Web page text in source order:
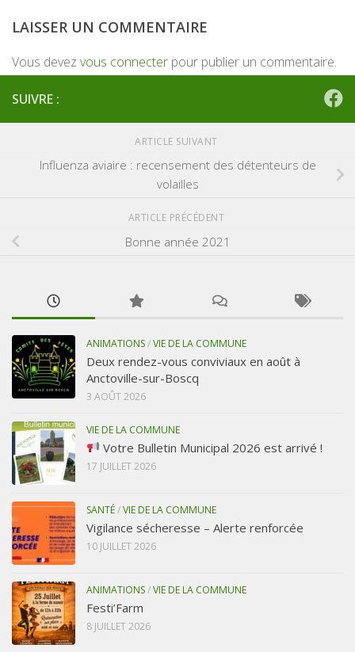
LAISSER UN COMMENTAIRE
Vous devez vous connecter pour publier un commentaire.
SUIVRE :
ARTICLE SUIVANT
Influenza aviaire : recensement des détenteurs de
volailles
ARTICLE PRÉCÉDENT
Bonne année 2021
ANIMATIONS/VIE DE LA COMMUNE
Deux rendez-vous conviviaux en août à
Anctoville-sur-Boscq
3 AOÛT 2026
VIE DE LA COMMUNE
Votre Bulletin Municipal 2026 est arrivé !
17 JUILLET 2026
SANTÉ/VIE DE LA COMMUNE
Vigilance sécheresse – Alerte renforcée
10 JUILLET 2026
ANIMATIONS/VIE DE LA COMMUNE
Festi’Farm
8 JUILLET 2026